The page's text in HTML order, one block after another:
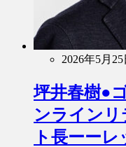
2026年5月25
坪井春樹●
ンラインリ
ト長ーー